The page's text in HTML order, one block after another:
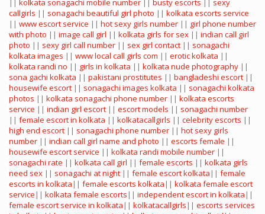
|| kolkata sonagachi mobile number || busty escorts || sexy
callgirls || sonagachi beautiful girl photo || kolkata escorts service
|| www escort service || hot sexy girls number || girl phone number
with photo || image call girl || kolkata girls for sex || indian call girl
photo || sexy girl call number || sex girl contact || sonagachi
kolkata images || www local call girls com || erotic kolkata ||
kolkata randi no || girls in kolkata || kolkata nude photography ||
sona gachi kolkata || pakistani prostitutes || bangladeshi escort ||
housewife escort || sonagachi images kolkata || sonagachi kolkata
photos || kolkata sonagachi phone number || kolkata escorts
service || indian girl escort || escort models || sonagachi number
|| female escort in kolkata || kolkatacallgirls || celebrity escorts ||
high end escort || sonagachi phone number || hot sexy girls
number || indian call girl name and photo || escorts female ||
housewife escort service || kolkata randi mobile number ||
sonagachi rate || kolkata call girl || female escorts || kolkata girls
need sex || sonagachi at night || female escort kolkata || female
escorts in kolkata || female escorts kolkata || kolkata female escort
service || kolkata female escorts || independent escort in kolkata ||
female escort service in kolkata || kolkatacallgirls || escorts services